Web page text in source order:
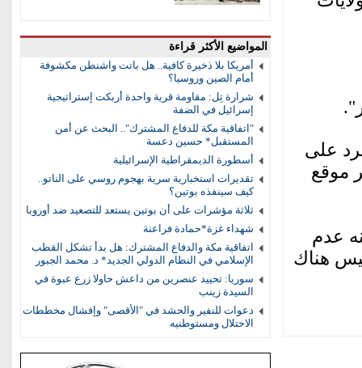
المواضيع الأكثر قراءة
أمريكا بلا ذخيرة كافية.. هل باتت واشنطن مكشوفة
أمام الصين وروسيا؟
شرارة تِل: مقاومة قرية واحدة أربكت إستراتيجية
إسرائيل في الضفة
"اتفاقية مكة للدفاع المشترك".. البحث عن أمن
المستقبل* حسين دعسة
أسطورة الديمقراطية الإسرائيلية
تقديرات استخبارية سرية بهجوم روسي على الناتو..
كيف سينفذه بوتين؟
ثلاثة مؤشرات على أن بوتين يستعد للتصعيد ضد أوروبا
شهداء غزة*حمادة فراعنة
اتفاقية مكة والدفاع المشترك: هل بدأ تشكل القطب
الإسلامي في النظام الدولي الجديد* د. محمد الجبور
سوريا: تحييد عنصرين من داعش حاولا زرع عبوة في
السيدة زينب
دعوات للنفير والحشد في "الأقصى" وإفشال مخططات
الاحتلال ومستوطنيه
على
موقع
عدم
هناك